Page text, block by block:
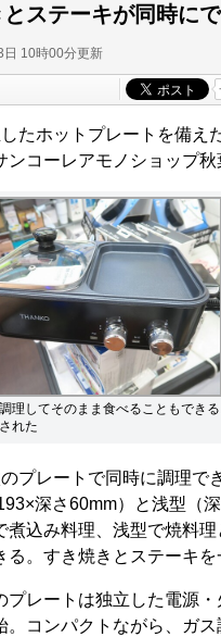
ステーキが同時に
10時00分更新
たホットプレートを備え
ンコーレアモノショップ
理してそのまま食べることもでき
れた
プレートで同時に調理で
深さ60mm）と浅型（
煮込み料理、浅型で焼料
る。すき焼きとステーキ
レートは独立した電源
。コンパクトながら、ガ